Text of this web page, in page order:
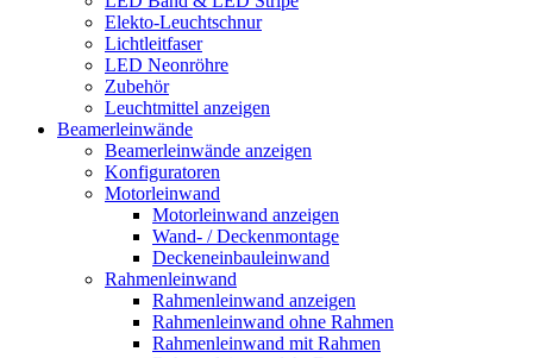
Elekto-Leuchtschnur
Lichtleitfaser
LED Neonröhre
Zubehör
Leuchtmittel anzeigen
Beamerleinwände
Beamerleinwände anzeigen
Konfiguratoren
Motorleinwand
Motorleinwand anzeigen
Wand- / Deckenmontage
Deckeneinbauleinwand
Rahmenleinwand
Rahmenleinwand anzeigen
Rahmenleinwand ohne Rahmen
Rahmenleinwand mit Rahmen